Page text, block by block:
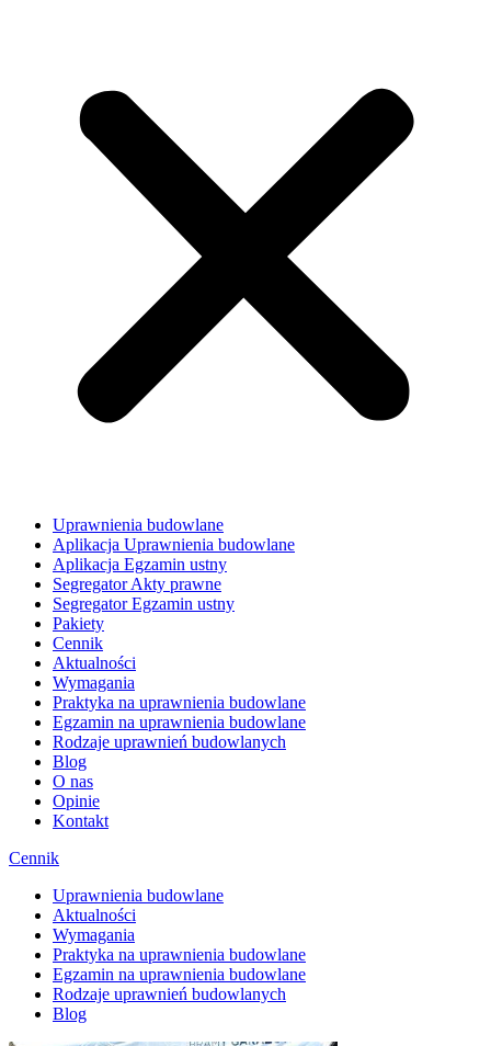
Uprawnienia budowlane
Aplikacja Uprawnienia budowlane
Aplikacja Egzamin ustny
Segregator Akty prawne
Segregator Egzamin ustny
Pakiety
Cennik
Aktualności
Wymagania
Praktyka na uprawnienia budowlane
Egzamin na uprawnienia budowlane
Rodzaje uprawnień budowlanych
Blog
O nas
Opinie
Kontakt
Cennik
Uprawnienia budowlane
Aktualności
Wymagania
Praktyka na uprawnienia budowlane
Egzamin na uprawnienia budowlane
Rodzaje uprawnień budowlanych
Blog